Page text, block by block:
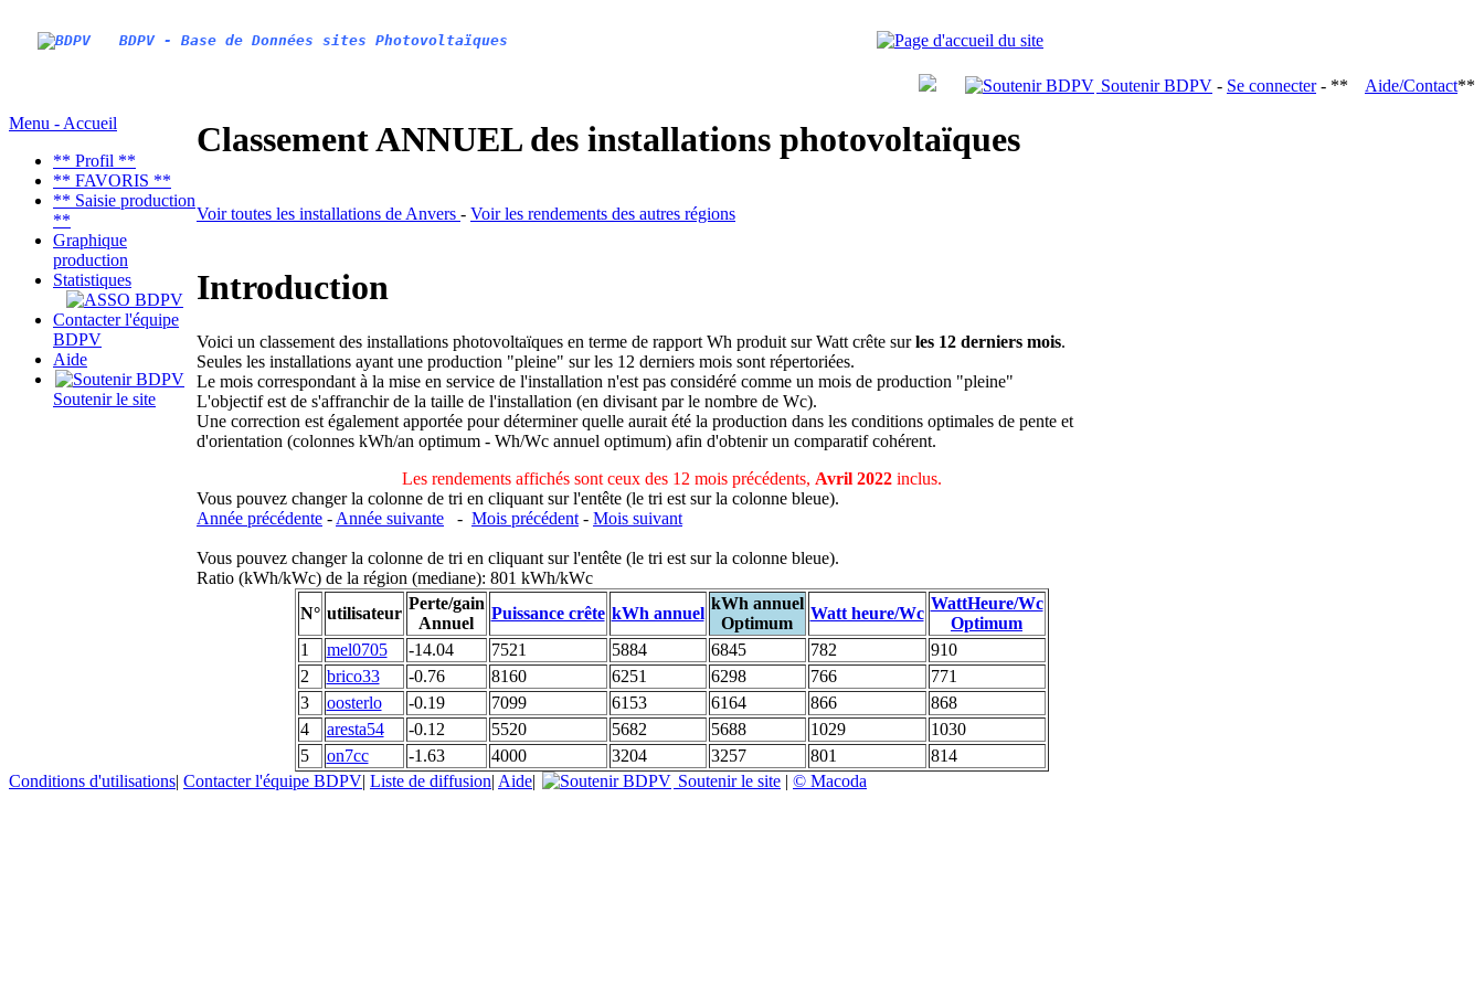
BDPV - Base de Données sites Photovoltaïques
Soutenir BDPV - Se connecter- ** Aide/Contact**
Menu - Accueil
** Profil **
** FAVORIS **
** Saisie production
**
Graphique
production
Statistiques
Contacter l'équipe
BDPV
Aide
Soutenir le site
Classement ANNUEL des installations photovoltaïques
Voir toutes les installations de Anvers - Voir les rendements des autres régions
Introduction
Voici un classement des installations photovoltaïques en terme de rapport Wh produit sur Watt crête surles 12 derniers mois.
Seules les installations ayant une production "pleine" sur les 12 derniers mois sont répertoriées.
Le mois correspondant à la mise en service de l'installation n'est pas considéré comme un mois de production "pleine"
L'objectif est de s'affranchir de la taille de l'installation (en divisant par le nombre de Wc).
Une correction est également apportée pour déterminer quelle aurait été la production dans les conditions optimales de pente et
d'orientation (colonnes kWh/an optimum - Wh/Wc annuel optimum) afin d'obtenir un comparatif cohérent.
Les rendements affichés sont ceux des 12 mois précédents, Avril 2022inclus.
Vous pouvez changer la colonne de tri en cliquant sur l'entête (le tri est sur la colonne bleue).
Année précédente - Année suivante - Mois précédent - Mois suivant
Vous pouvez changer la colonne de tri en cliquant sur l'entête (le tri est sur la colonne bleue).
Ratio (kWh/kWc) de la région (mediane): 801 kWh/kWc
N° utilisateur
Perte/gain
Annuel
Puissance crête kWh annuel
kWh annuel
Optimum
Watt heure/Wc
WattHeure/Wc
Optimum
1
mel0705 -14.04 7521 5884 6845 782
910
2
brico33 -0.76 8160 6251 6298 766
771
3
oosterlo -0.19 7099 6153 6164 866
868
4
aresta54 -0.12 5520 5682 5688 1029
1030
5
on7cc -1.63 4000 3204 3257 801
814
Conditions d'utilisations| Contacter l'équipe BDPV| Liste de diffusion| Aide| Soutenir le site | © Macoda